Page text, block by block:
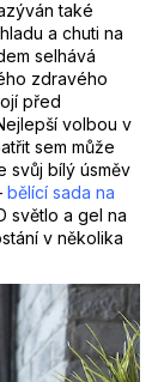
také
a chuti na
selhává
zdravého
před
volbou v
sem může
svůj bílý úsměv
bělící sada na
světlo a gel na
v několika